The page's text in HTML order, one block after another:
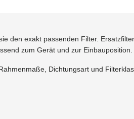
den exakt passenden Filter.
zum Gerät und zur Einbauposition.
Dichtungsart und